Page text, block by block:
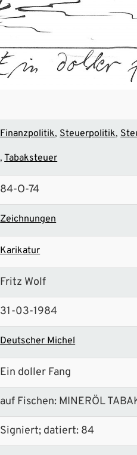
Finanzpolitik Steuerpolitik
Tabaksteuer
84-O-74
Zeichnungen
Karikatur
Fritz Wolf
31-03-1984
Deutscher Michel
Ein doller Fang
auf Fischen: MINERÖL
Signiert; datiert: 84